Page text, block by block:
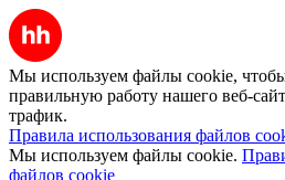
Мы используем файлы cookie,
правильную работу нашего веб-
трафик.
Правила использования файлов
Мы используем файлы cookie.
файлов cookie